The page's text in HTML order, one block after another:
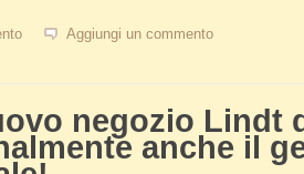
solo a Torino. Percorso turistico di Diario
Aggiungi un commento
negozio Lindt
anche il